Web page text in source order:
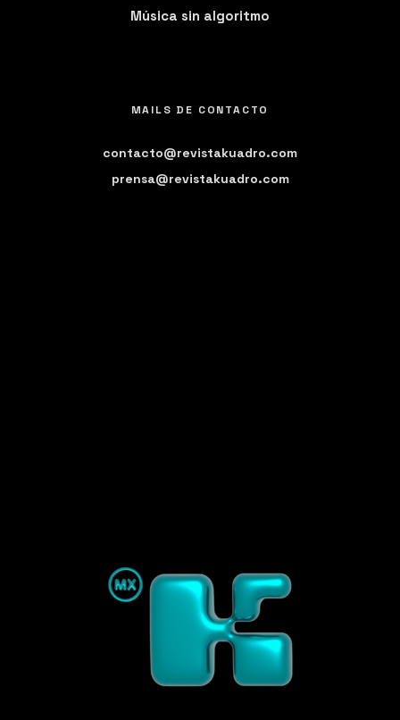
Música sin algoritmo
MAILS DE CONTACTO
contacto@revistakuadro.com
prensa@revistakuadro.com